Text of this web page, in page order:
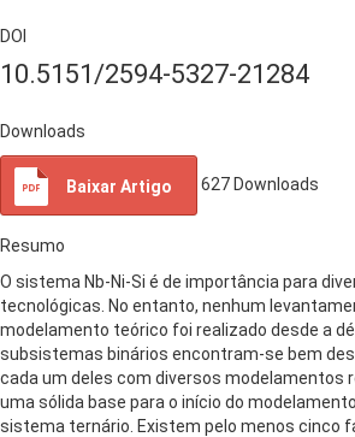
DOI
10.5151/2594-5327-21284
Downloads
Baixar Artigo 627Downloads
Resumo
O sistema Nb-Ni-Si é de importância para
tecnológicas. No entanto, nenhum
modelamento teórico foi realizado desde a
subsistemas binários encontram-se bem
cada um deles com diversos modelamentos
uma sólida base para o início do
sistema ternário. Existem pelo menos cinco